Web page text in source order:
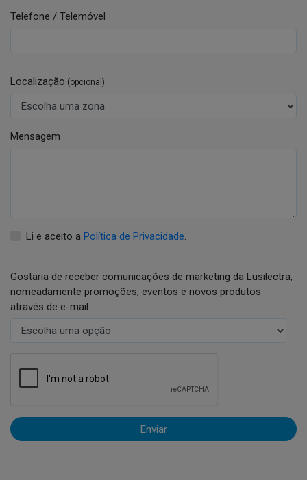
Telefone / Telemóvel
Localização (opcional)
Mensagem
Li e aceito a Política de Privacidade
Gostaria de receber comunicações de marketing da Lusilectra,
nomeadamente promoções, eventos e novos produtos
através de e-mail.
Enviar